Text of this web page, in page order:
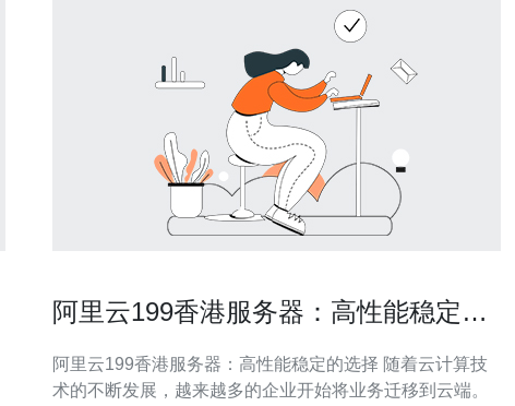
阿里云199香港服务器：高性能稳定的
阿里云199香港服务器：高性能稳定的选择 随着云计算技
术的不断发展，越来越多的企业开始将业务迁移到云端。